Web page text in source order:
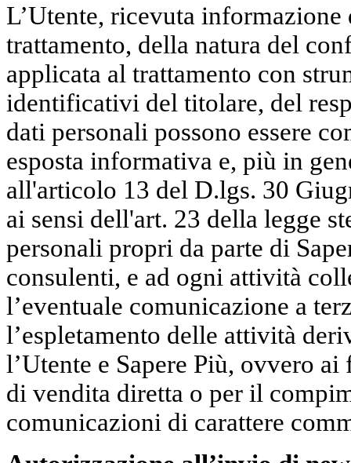
L’Utente, ricevuta
trattamento, della natura del
applicata al trattamento con
identificativi del titolare, del
dati personali possono essere
esposta informativa e, più in
all'articolo 13 del D.lgs. 30
ai sensi dell'art. 23 della legge
personali propri da parte di
consulenti, e ad ogni attività
l’eventuale comunicazione a
l’espletamento delle attività
l’Utente e Sapere Più, ovvero
di vendita diretta o per il
comunicazioni di carattere